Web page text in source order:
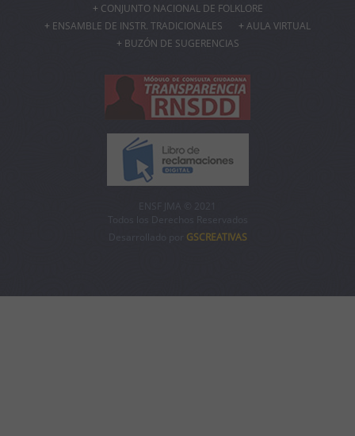
CONJUNTO NACIONAL DE FOLKLORE
ENSAMBLE DE INSTR. TRADICIONALES
AULA VIRTUAL
BUZÓN DE SUGERENCIAS
ENSF JMA © 2021
Todos los Derechos Reservados
Desarrollado por GSCREATIVAS